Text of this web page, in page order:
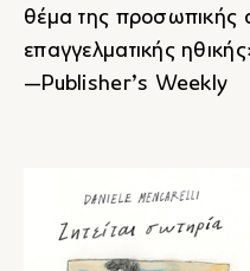
θέμα της προσωπικής
επαγγελματικής
―Publisher’s Weekly